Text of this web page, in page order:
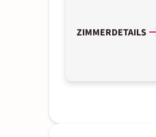
ZIMMERDETAILS